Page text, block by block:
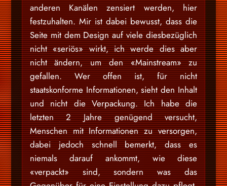
anderen Kanälen zensiert werden, hier
festzuhalten. Mir ist dabei bewusst, dass die
Seite mit dem Design auf viele diesbezüglich
nicht «seriös» wirkt, ich werde dies aber
nicht ändern, um den «Mainstream» zu
gefallen. Wer offen ist, für nicht
staatskonforme Informationen, sieht den Inhalt
und nicht die Verpackung. Ich habe die
letzten 2 Jahre genügend versucht,
Menschen mit Informationen zu versorgen,
dabei jedoch schnell bemerkt, dass es
niemals darauf ankommt, wie diese
«verpackt» sind, sondern was das